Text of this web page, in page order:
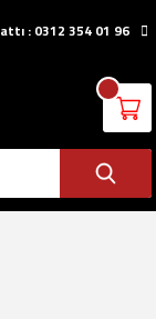
: 0312 354 01 96